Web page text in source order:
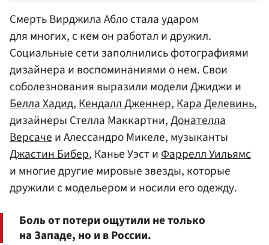
Смерть Вирджила Абло стала ударом
для многих, с кем он работал и дружил.
Социальные сети заполнились фотографиями
дизайнера и воспоминаниями о нем. Свои
соболезнования выразили модели Джиджи и
Белла Хадид,Кендалл Дженнер,Кара Делевинь,
дизайнеры Стелла Маккартни,Донателла
Версачеи Алессандро Микеле, музыканты
Джастин Бибер, Канье Уэст иФаррелл Уильямс
и многие другие мировые звезды, которые
дружили с модельером и носили его одежду.
Боль от потери ощутили не только
на Западе, но и в России.